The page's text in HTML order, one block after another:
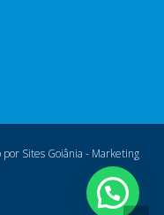
Sites Goiânia - Marketing